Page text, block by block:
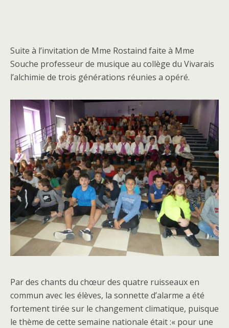
Suite à l’invitation de Mme Rostaind faite à Mme
Souche professeur de musique au collège du Vivarais
l’alchimie de trois générations réunies a opéré.
Par des chants du chœur des quatre ruisseaux en
commun avec les élèves, la sonnette d’alarme a été
fortement tirée sur le changement climatique, puisque
le thème de cette semaine nationale était :« pour une